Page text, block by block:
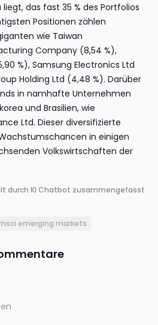
das fast 35 % des Portfolios
Positionen zählen
wie Taiwan
Company (8,54 %),
%), Samsung Electronics Ltd
Holding Ltd (4,48 %). Darüber
in namhafte Unternehmen
und Brasilien, wie
Ltd. Dieser diversifizierte
in einigen
Volkswirtschaften der
durch KI Chatbot zusammengefasst
emerging markets